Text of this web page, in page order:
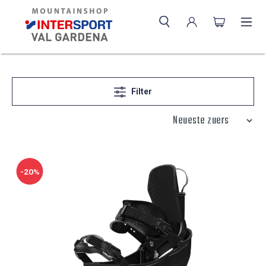
Filter
-20%